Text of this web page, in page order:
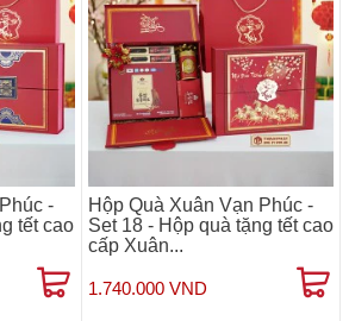
-
tết cao
Hộp Quà Xuân Vạn Phúc -
Set 18 - Hộp quà tặng tết cao
cấp Xuân...
1.740.000 VND